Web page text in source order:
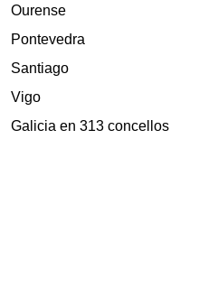
Ourense
Pontevedra
Santiago
Vigo
Galicia en 313 concellos